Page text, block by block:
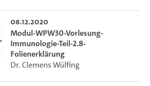
08.12.2020
Modul-WPW30-Vorlesung-
Immunologie-Teil-2.8-
Folienerklärung
Dr. Clemens Wülfing